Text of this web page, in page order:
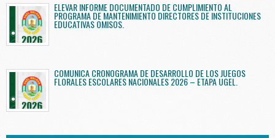
ELEVAR INFORME DOCUMENTADO DE CUMPLIMIENTO AL
PROGRAMA DE MANTENIMIENTO DIRECTORES DE INSTITUCIONES
EDUCATIVAS OMISOS.
COMUNICA CRONOGRAMA DE DESARROLLO DE LOS JUEGOS
FLORALES ESCOLARES NACIONALES 2026 – ETAPA UGEL.